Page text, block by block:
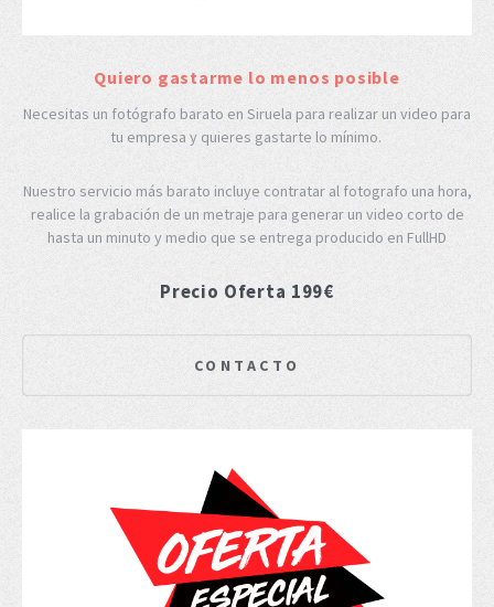
Quiero gastarme lo menos posible
Necesitas un fotógrafo barato en Siruela para realizar un video para
tu empresa y quieres gastarte lo mínimo.
Nuestro servicio más barato incluye contratar al fotografo una hora,
realice la grabación de un metraje para generar un video corto de
hasta un minuto y medio que se entrega producido en FullHD
Precio Oferta 199€
CONTACTO